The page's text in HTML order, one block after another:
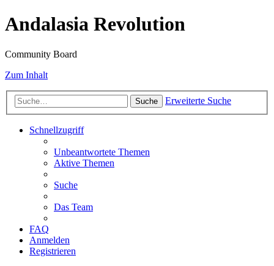
Andalasia Revolution
Community Board
Zum Inhalt
Suche Erweiterte Suche
Schnellzugriff
Unbeantwortete Themen
Aktive Themen
Suche
Das Team
FAQ
Anmelden
Registrieren